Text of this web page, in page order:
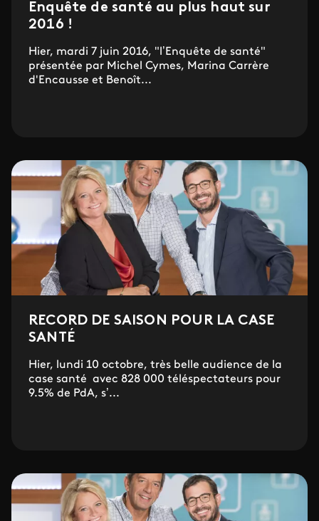
Enquête de santé au plus haut sur
2016 !
Hier, mardi 7 juin 2016, "l’Enquête de santé"
présentée par Michel Cymes, Marina Carrère
d'Encausse et Benoît...
RECORD DE SAISON POUR LA CASE
SANTÉ
Hier, lundi 10 octobre, très belle audience de la
case santé avec 828 000 téléspectateurs pour
9.5% de PdA, s’...